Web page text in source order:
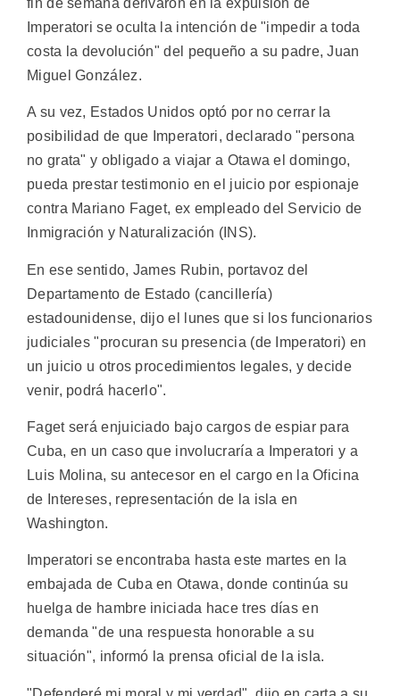
Imperatori se oculta la intención de "impedir a toda
costa la devolución" del pequeño a su padre, Juan
Miguel González.
A su vez, Estados Unidos optó por no cerrar la
posibilidad de que Imperatori, declarado "persona
no grata" y obligado a viajar a Otawa el domingo,
pueda prestar testimonio en el juicio por espionaje
contra Mariano Faget, ex empleado del Servicio de
Inmigración y Naturalización (INS).
En ese sentido, James Rubin, portavoz del
Departamento de Estado (cancillería)
estadounidense, dijo el lunes que si los funcionarios
judiciales "procuran su presencia (de Imperatori) en
un juicio u otros procedimientos legales, y decide
venir, podrá hacerlo".
Faget será enjuiciado bajo cargos de espiar para
Cuba, en un caso que involucraría a Imperatori y a
Luis Molina, su antecesor en el cargo en la Oficina
de Intereses, representación de la isla en
Washington.
Imperatori se encontraba hasta este martes en la
embajada de Cuba en Otawa, donde continúa su
huelga de hambre iniciada hace tres días en
demanda "de una respuesta honorable a su
situación", informó la prensa oficial de la isla.